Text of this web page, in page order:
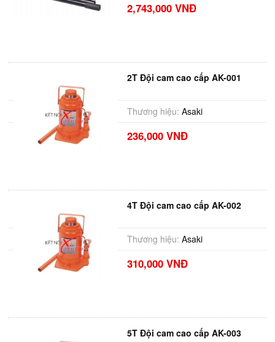
2,743,000 VNĐ
2T Đội cam cao cấp AK-001
Thương hiệu: Asaki
236,000 VNĐ
4T Đội cam cao cấp AK-002
Thương hiệu: Asaki
310,000 VNĐ
5T Đội cam cao cấp AK-003